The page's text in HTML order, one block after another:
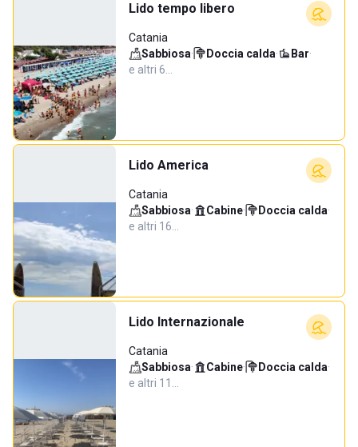
Lido tempo libero
Catania
Sabbiosa· Doccia calda· Bar·
e altri 6…
Lido America
Catania
Sabbiosa· Cabine· Doccia calda·
e altri 16…
Lido Internazionale
Catania
Sabbiosa· Cabine· Doccia calda·
e altri 11…